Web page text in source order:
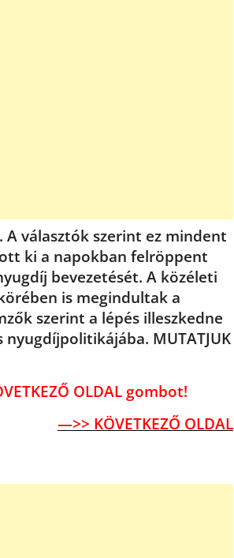
A választók szerint ez mindent
ki a napokban felröppent
bevezetését. A közéleti
is megindultak a
szerint a lépés illeszkedne
MUTATJUK
OLDAL gombot!
—>> KÖVETKEZŐ OLDAL